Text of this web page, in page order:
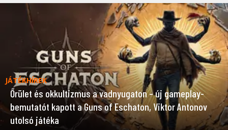
JÁTÉKHÍREK
Őrület és okkultizmus a vadnyugaton – új gameplay-
bemutatót kapott a Guns of Eschaton, Viktor Antonov
utolsó játéka